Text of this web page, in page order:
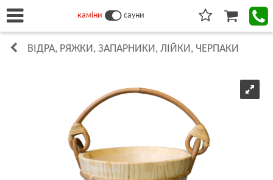
каміни сауни
ВІДРА, РЯЖКИ, ЗАПАРНИКИ, ЛІЙКИ, ЧЕРПАКИ